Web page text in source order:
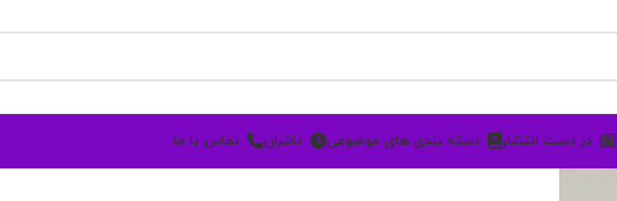
در دست انتشار دسته بندی های موضوعی ناشران تماس با ما